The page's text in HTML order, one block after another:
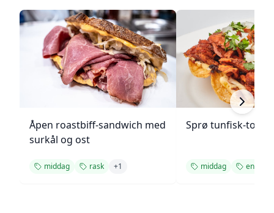
Åpen roastbiff-sandwich med
surkål og ost
middag rask +1
Sprø tunfisk-
middag enkel